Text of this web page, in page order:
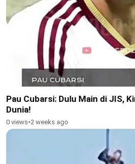
Pau Cubarsi: Dulu Main di JIS,
Dunia!
0 views•2 weeks ago